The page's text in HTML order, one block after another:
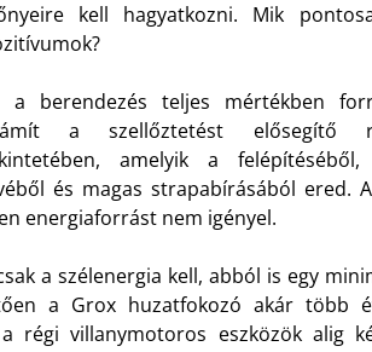
kell hagyatkozni. Mik
a berendezés teljes mértékben
a szellőztetést elősegítő
amelyik a felépítéséből,
és magas strapabírásából ered.
energiaforrást nem igényel.
a szélenergia kell, abból is egy
a Grox huzatfokozó akár több
régi villanymotoros eszközök alig